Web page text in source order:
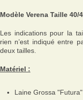
Modèle Verena Taille 40/
Les indications pour la
rien n’est indiqué entre
deux tailles.
Matériel :
Laine Grossa